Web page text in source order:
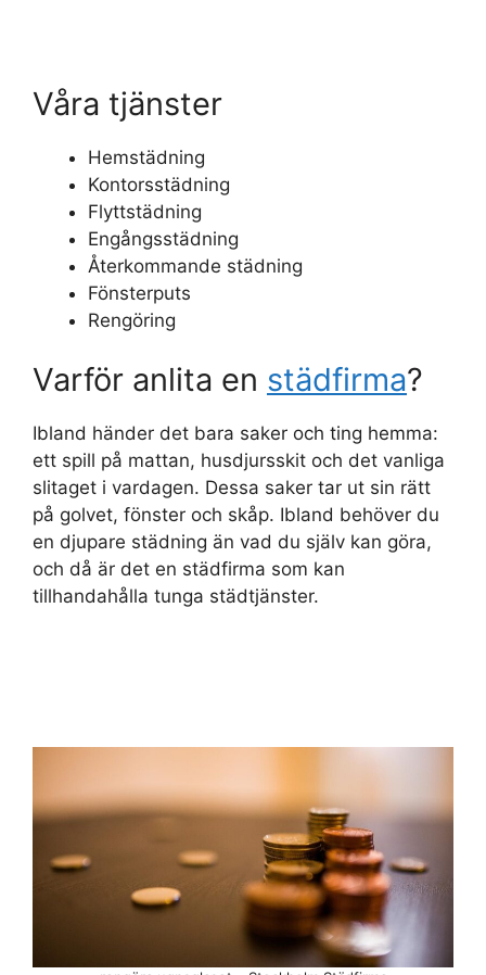
Våra tjänster
Hemstädning
Kontorsstädning
Flyttstädning
Engångsstädning
Återkommande städning
Fönsterputs
Rengöring
Varför anlita en städfirma?
Ibland händer det bara saker och ting hemma:
ett spill på mattan, husdjursskit och det vanliga
slitaget i vardagen. Dessa saker tar ut sin rätt
på golvet, fönster och skåp. Ibland behöver du
en djupare städning än vad du själv kan göra,
och då är det en städfirma som kan
tillhandahålla tunga städtjänster.